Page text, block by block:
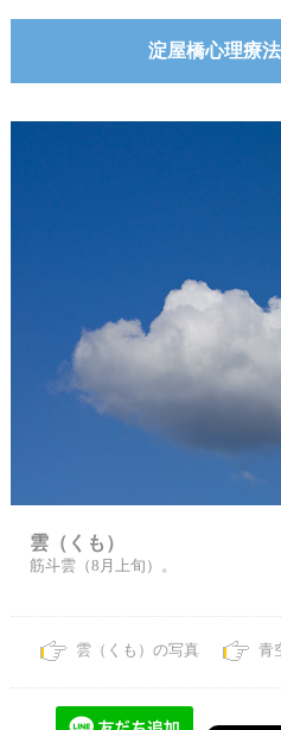
淀屋橋心理療
雲（くも）
筋斗雲（8月上旬）。
雲（くも）の写真 青